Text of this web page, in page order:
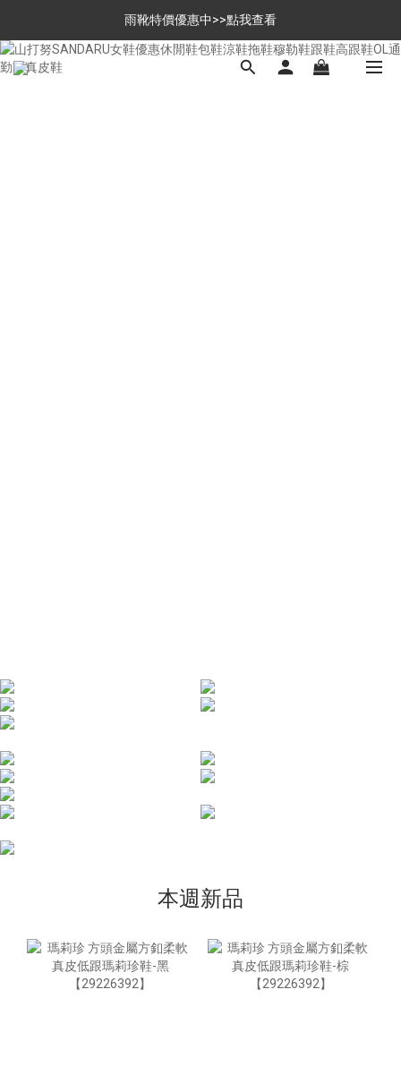
$699免運，優惠品點數5倍送
雨靴特價優惠中>>點我查看
$699免運，優惠品點數5倍送
本週新品